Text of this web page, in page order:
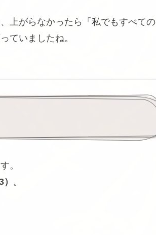
上がらなかったら「私でもすべての
ていましたね。
。
。